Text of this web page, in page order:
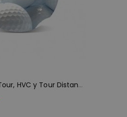
T
itleist HP, HP Tour, HVC y Tour Distance (25 bolas de golf)